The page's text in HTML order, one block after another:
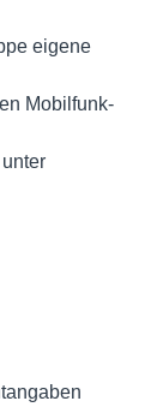
eigene
Mobilfunk-